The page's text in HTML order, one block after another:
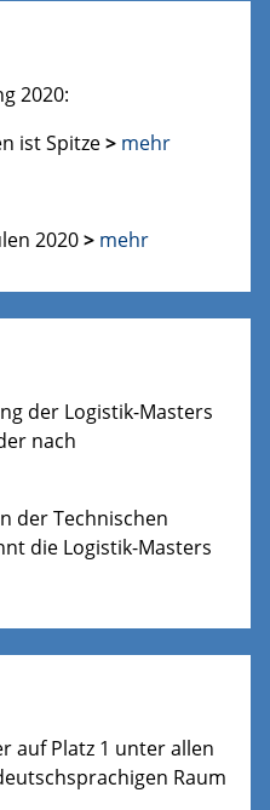
2020:
ist Spitze> mehr
2020> mehr
der Logistik-Masters
nach
der Technischen
die Logistik-Masters
auf Platz 1 unter allen
Raum